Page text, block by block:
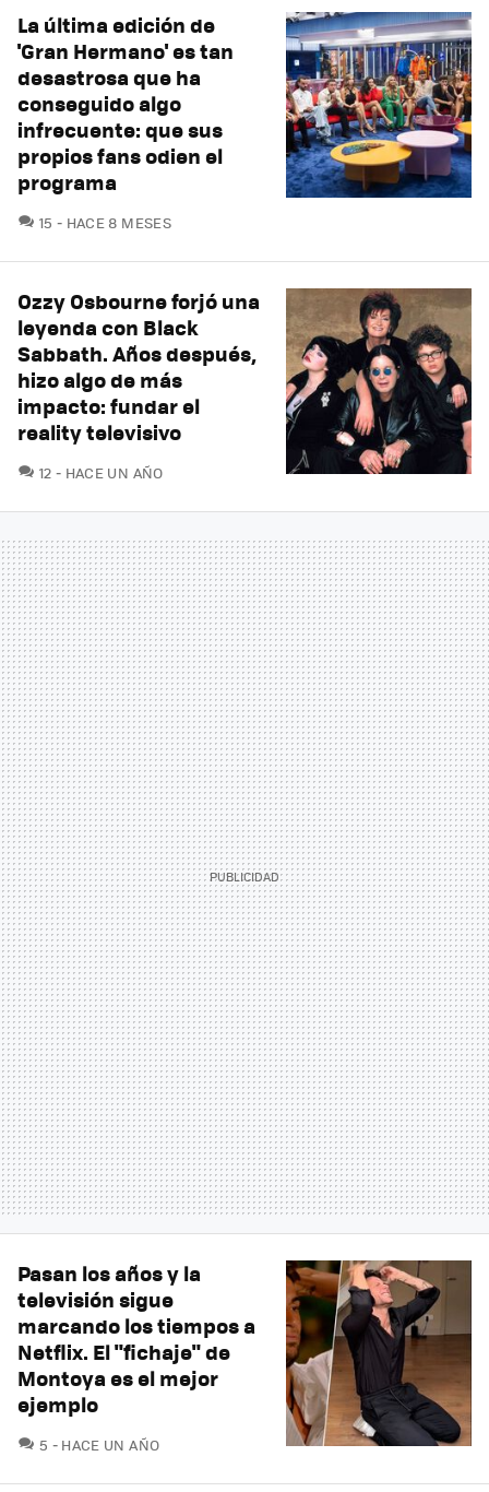
La última edición de
'Gran Hermano' es tan
desastrosa que ha
conseguido algo
infrecuente: que sus
propios fans odien el
programa
15 COMENTARIOS
HACE 8 MESES
Ozzy Osbourne forjó una
leyenda con Black
Sabbath. Años después,
hizo algo de más
impacto: fundar el
reality televisivo
12 COMENTARIOS
HACE UN AÑO
Pasan los años y la
televisión sigue
marcando los tiempos a
Netflix. El "fichaje" de
Montoya es el mejor
ejemplo
5 COMENTARIOS
HACE UN AÑO